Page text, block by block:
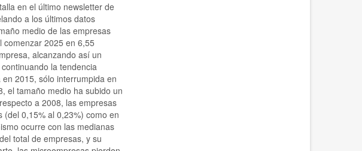
en el último newsletter de
a los últimos datos
medio de las empresas
comenzar 2025 en 6,55
alcanzando así un
la tendencia
2015, sólo interrumpida en
el tamaño medio ha subido un
a 2008, las empresas
0,15% al 0,23%) como en
ocurre con las medianas
total de empresas, y su